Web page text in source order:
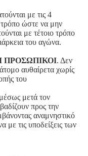
με τις 4
τρόπο ώστε να μην
με τέτοιο τρόπο
του αγώνα.
ΠΡΟΣΩΠΙΚΟΙ. Δεν
αυθαίρετα χωρίς
του
μετά τον
προς την
αναμνηστικό
τις υποδείξεις των